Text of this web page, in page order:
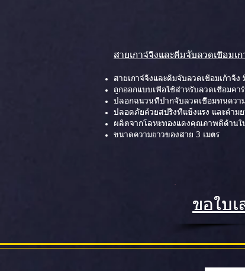
สายเกาจ์จิ้งและคีมจับลวดเชื่อมเ
สายเกาจ์จิ้งและคีมจับลวดเชื่อมเก้าจิ้
ถูกออกแบบเพื่อใช้สำหรับลวดเชื่อมคา
ปลอกฉนวนที่ปากจับลวดเชื่อมทนควา
ปลอดภัยด้วยสปริงที่แข็งแรง และด้ามย
ผลิตจากโลหะทองแดงคุณภาพดีด้านใ
ขนาดความยาวของสาย 3 เมตร
ขอใบเ